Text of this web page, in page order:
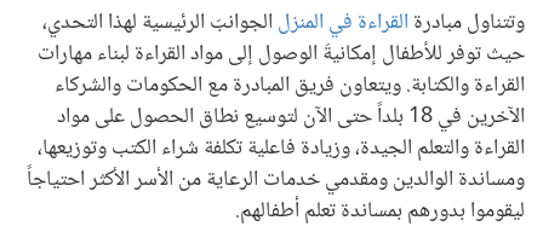
وتتناول مبادرة القراءة في المنزل الجوانبَ الرئيسية لهذا التحدي،
حيث توفر للأطفال إمكانيةَ الوصول إلى مواد القراءة لبناء مهارات
القراءة والكتابة. ويتعاون فريق المبادرة مع الحكومات والشركاء
الآخرين في 18 بلداً حتى الآن لتوسيع نطاق الحصول على مواد
القراءة والتعلم الجيدة، وزيادة فاعلية تكلفة شراء الكتب وتوزيعها،
ومساندة الوالدين ومقدمي خدمات الرعاية من الأسر الأكثر احتياجاً
ليقوموا بدورهم بمساندة تعلم أطفالهم.